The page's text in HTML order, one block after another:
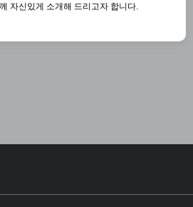
자신있게 소개해 드리고자 합니다.